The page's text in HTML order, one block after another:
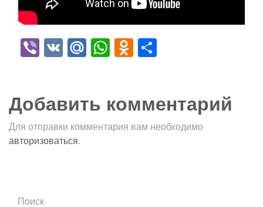
Viber
VK Mail.Ru
WhatsApp
Odnoklassniki
Добавить комментарий
Для отправки комментария вам необходимо
авторизоваться.
Поиск